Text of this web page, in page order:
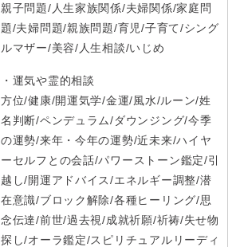
親子問題/人生家族関係/夫婦関係/家庭問
題/夫婦問題/親族問題/育児/子育て/シング
ルマザー/美容/人生相談/いじめ
・運気や霊的相談
方位/健康/開運気学/金運/風水/ルーン/姓
名判断/ペンデュラム/ダウンジング/今季
の運勢/来年・今年の運勢/近未来/ハイヤ
ーセルフとの会話/パワーストーン鑑定/引
越し/開運アドバイス/エネルギー調整/潜
在意識/ブロック解除/各種ヒーリング/思
念伝達/前世/過去視/成就祈願/祈祷/失せ物
探し/オーラ鑑定/スピリチュアルリーディ